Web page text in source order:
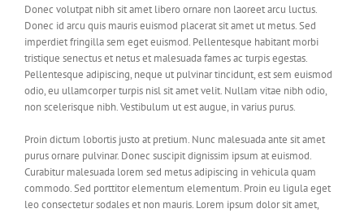
Donec volutpat nibh sit amet libero ornare non laoreet arcu luctus.
Donec id arcu quis mauris euismod placerat sit amet ut metus. Sed
imperdiet fringilla sem eget euismod. Pellentesque habitant morbi
tristique senectus et netus et malesuada fames ac turpis egestas.
Pellentesque adipiscing, neque ut pulvinar tincidunt, est sem euismod
odio, eu ullamcorper turpis nisl sit amet velit. Nullam vitae nibh odio,
non scelerisque nibh. Vestibulum ut est augue, in varius purus.
Proin dictum lobortis justo at pretium. Nunc malesuada ante sit amet
purus ornare pulvinar. Donec suscipit dignissim ipsum at euismod.
Curabitur malesuada lorem sed metus adipiscing in vehicula quam
commodo. Sed porttitor elementum elementum. Proin eu ligula eget
leo consectetur sodales et non mauris. Lorem ipsum dolor sit amet,